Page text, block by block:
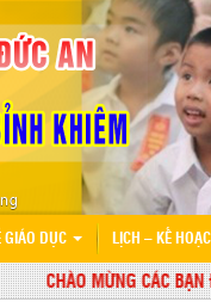
GIÁO DỤC LỊCH – KẾ
CHÀO MỪNG CÁC BẠN